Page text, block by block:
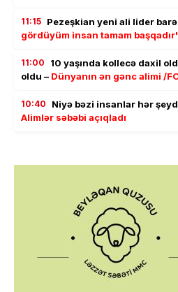
11:15 Pezeşkian yeni ali lider
gördüyüm insan tamam
11:00
10 yaşında kollecə daxil
oldu – Dünyanın ən gənc alimi /
10:40 Niyə bəzi insanlar hər
Alimlər səbəbi açıqladı